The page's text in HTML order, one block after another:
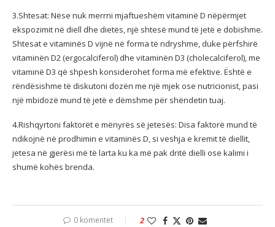
3.Shtesat: Nëse nuk merrni mjaftueshëm vitaminë D nëpërmjet
ekspozimit në diell dhe dietës, një shtesë mund të jetë e dobishme.
Shtesat e vitaminës D vijnë në forma të ndryshme, duke përfshirë
vitaminën D2 (ergocalciferol) dhe vitaminën D3 (cholecalciferol), me
vitaminë D3 që shpesh konsiderohet forma më efektive. Është e
rëndësishme të diskutoni dozën me një mjek ose nutricionist, pasi
një mbidozë mund të jetë e dëmshme për shëndetin tuaj.
4.Rishqyrtoni faktorët e mënyrës së jetesës: Disa faktorë mund të
ndikojnë në prodhimin e vitaminës D, si veshja e kremit të diellit,
jetesa në gjerësi më të larta ku ka më pak dritë dielli ose kalimi i
shumë kohës brenda.
0 komentet 2